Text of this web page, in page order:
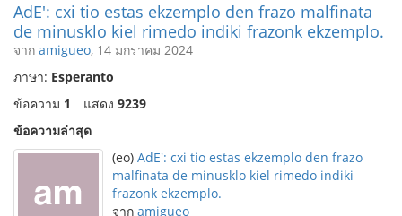
AdE': cxi tio estas ekzemplo den frazo malfinata
de minusklo kiel rimedo indiki frazonk ekzemplo.
จาก amigueo, 14 มกราคม 2024
ภาษา: Esperanto
ข้อความ 1 แสดง 9239
ข้อความล่าสุด
(eo) AdE': cxi tio estas ekzemplo den frazo
malfinata de minusklo kiel rimedo indiki
frazonk ekzemplo.
จาก amigueo